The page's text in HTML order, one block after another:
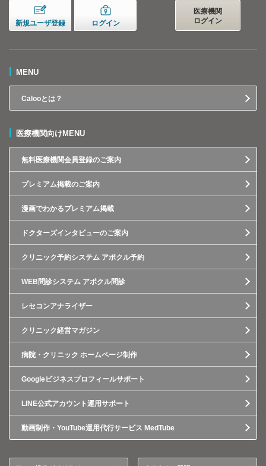
新規ユーザ登録 ログイン
医療機関
ログイン
MENU
Calooとは？
医療機関向けMENU
無料医療機関会員登録のご案内
プレミアム掲載のご案内
漫画でわかるプレミアム掲載
ドクターズインタビューのご案内
クリニック予約システム アポクル予約
WEB問診システム アポクル問診
レセコンアナライザー
クリニック経営マガジン
病院・クリニック ホームページ制作
Googleビジネスプロフィールサポート
LINE公式アカウント運用サポート
動画制作・YouTube運用代行サービス MedTube